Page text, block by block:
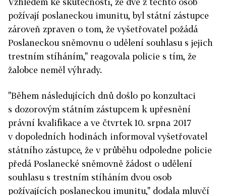
požívají poslaneckou imunitu, byl státní zástupce
zároveň zpraven o tom, že vyšetřovatel požádá
Poslaneckou sněmovnu o udělení souhlasu s jejich
trestním stíháním," reagovala policie s tím, že
žalobce neměl výhrady.
"Během následujících dnů došlo po konzultaci
s dozorovým státním zástupcem k upřesnění
právní kvalifikace a ve čtvrtek 10. srpna 2017
v dopoledních hodinách informoval vyšetřovatel
státního zástupce, že v průběhu odpoledne policie
předá Poslanecké sněmovně žádost o udělení
souhlasu s trestním stíháním dvou osob
požívajících poslaneckou imunitu," dodala mluvčí